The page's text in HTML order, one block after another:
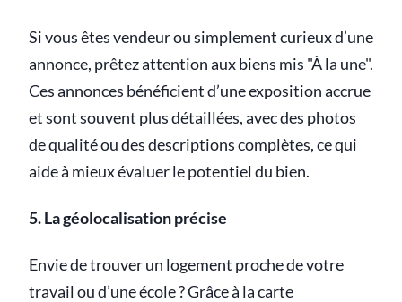
Si vous êtes vendeur ou simplement curieux d’une
annonce, prêtez attention aux biens mis "À la une".
Ces annonces bénéficient d’une exposition accrue
et sont souvent plus détaillées, avec des photos
de qualité ou des descriptions complètes, ce qui
aide à mieux évaluer le potentiel du bien.
5. La géolocalisation précise
Envie de trouver un logement proche de votre
travail ou d’une école ? Grâce à la carte